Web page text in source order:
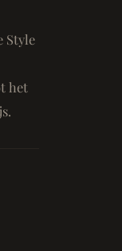
Style
het